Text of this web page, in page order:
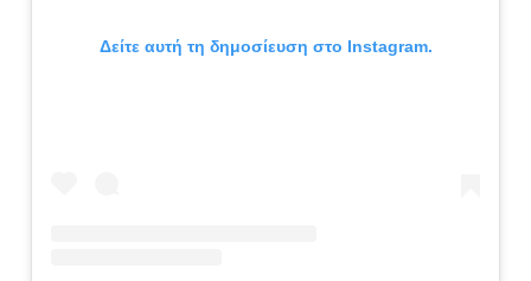
Δείτε αυτή τη δημοσίευση στο Instagram.